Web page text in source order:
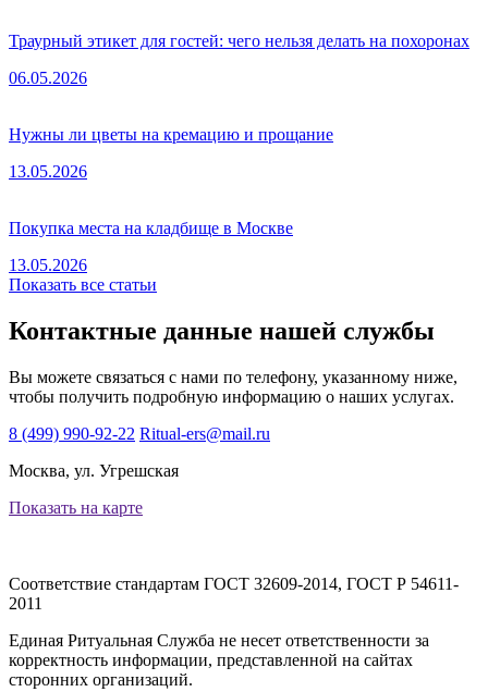
Траурный этикет для гостей: чего нельзя делать на похоронах
06.05.2026
Нужны ли цветы на кремацию и прощание
13.05.2026
Покупка места на кладбище в Москве
13.05.2026
Показать все статьи
Контактные данные нашей службы
Вы можете связаться с нами по телефону, указанному ниже,
чтобы получить подробную информацию о наших услугах.
8 (499) 990-92-22 Ritual-ers@mail.ru
Москва, ул. Угрешская
Показать на карте
Соответствие стандартам ГОСТ 32609-2014, ГОСТ Р 54611-
2011
Единая Ритуальная Служба не несет ответственности за
корректность информации, представленной на сайтах
сторонних организаций.